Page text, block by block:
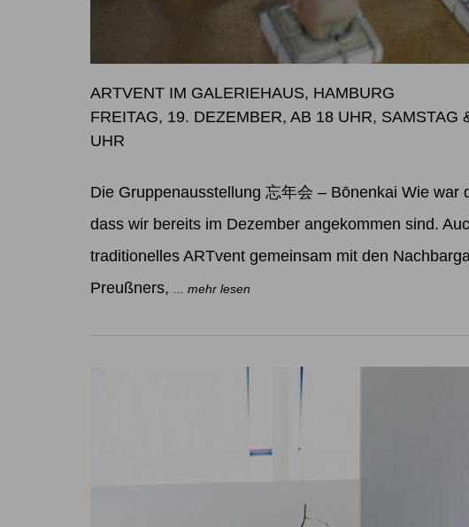
ARTVENT IM GALERIEHAUS, HAMBURG
FREITAG, 19. DEZEMBER, AB 18 UHR,
UHR
Die Gruppenausstellung 忘年会 – Bōnenkai Wie war
dass wir bereits im Dezember angekommen sind.
traditionelles ARTvent gemeinsam mit den
Preußners, ... mehr lesen